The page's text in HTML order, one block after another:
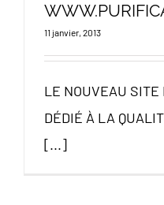
11 janvier, 2013
LE NOUVEAU
DÉDIÉ À LA
[...]